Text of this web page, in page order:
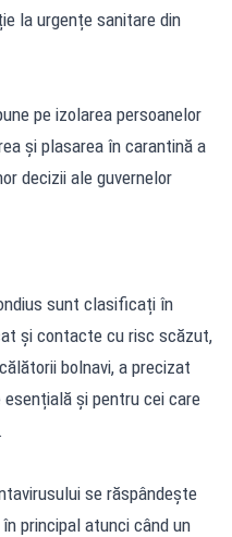
la urgențe sanitare din
pe izolarea persoanelor
și plasarea în carantină a
decizii ale guvernelor
sunt clasificați în
și contacte cu risc scăzut,
bolnavi, a precizat
și pentru cei care
se răspândește
principal atunci când un